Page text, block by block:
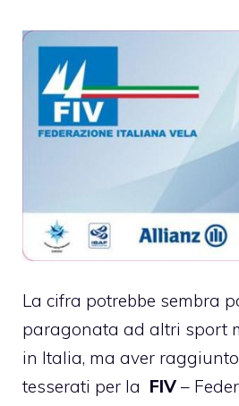
La cifra potrebbe sembra
paragonata ad altri sport
in Italia, ma aver
tesserati per la FIV –